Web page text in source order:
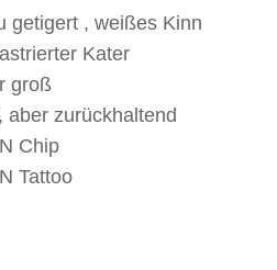
getigert , weißes Kinn
Kater
groß
aber zurückhaltend
Chip
Tattoo